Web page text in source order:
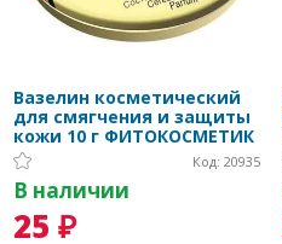
Вазелин косметический
для смягчения и защиты
кожи 10 г ФИТОКОСМЕТИК
Код: 20935
В наличии
25 ₽